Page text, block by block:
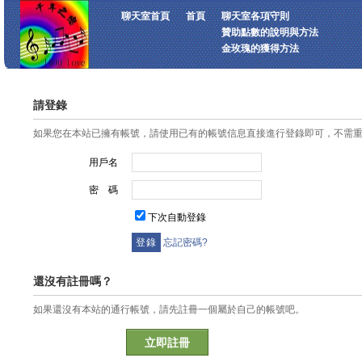
聊天室首頁 首頁
聊天室各項守則
贊助點數的說明與方法
金玫瑰的獲得方法
請登錄
如果您在本站已擁有帳號，請使用已有的帳號信息直接進行登錄即可，不需
用戶名
密 碼
下次自動登錄
忘記密碼?
還沒有註冊嗎？
如果還沒有本站的通行帳號，請先註冊一個屬於自己的帳號吧。
立即註冊